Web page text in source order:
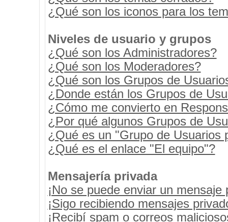
¿Qué son los iconos para los
Niveles de usuario y grupos
¿Qué son los Administradores?
¿Qué son los Moderadores?
¿Qué son los Grupos de
¿Donde están los Grupos de
¿Cómo me convierto en
¿Por qué algunos Grupos de
¿Qué es un "Grupo de Usuarios
¿Qué es el enlace "El equipo"?
Mensajería privada
¡No se puede enviar un mensaje
¡Sigo recibiendo mensajes
¡Recibí spam o correos